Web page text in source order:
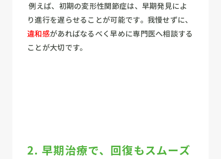
例えば、初期の変形性関節症は、早期発見によ
り進行を遅らせることが可能です。 我慢せずに、
違和感があればなるべく早めに専門医へ相談する
ことが大切です。
2. 早期治療で、回復もスムーズ